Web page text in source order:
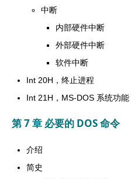
中断
内部硬件中断
外部硬件中断
软件中断
Int 20H，终止进程
Int 21H，MS-DOS 系统功能
第 7 章 必要的 DOS 命令
介绍
简史